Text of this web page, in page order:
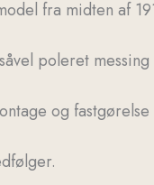
fra midten af
poleret
og